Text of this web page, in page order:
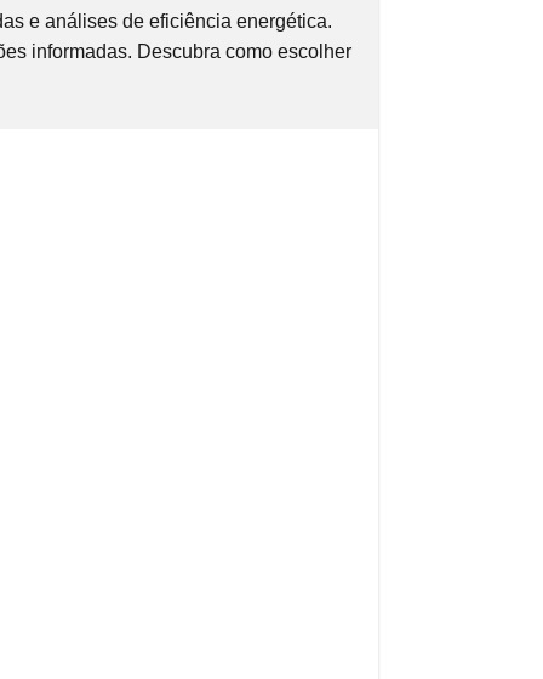
e análises de eficiência energética.
informadas. Descubra como escolher